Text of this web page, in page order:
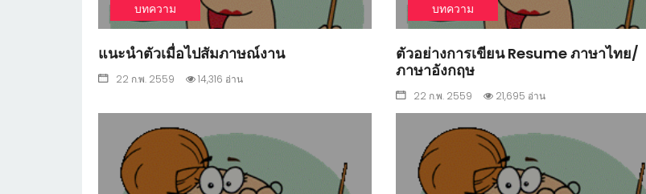
บทความ
แนะนำตัวเมื่อไปสัมภาษณ์งาน
22 ก.พ. 2559 14,316 อ่าน
บทความ
ตัวอย่างการเขียน Resume ภาษาไทย/
ภาษาอังกฤษ
22 ก.พ. 2559 21,695 อ่าน